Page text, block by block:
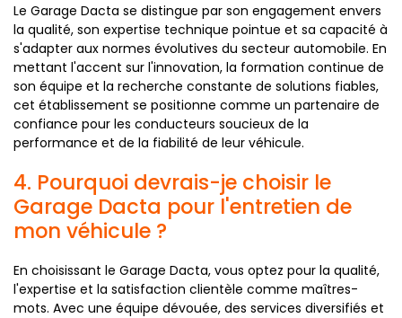
Le Garage Dacta se distingue par son engagement envers
la qualité, son expertise technique pointue et sa capacité à
s'adapter aux normes évolutives du secteur automobile. En
mettant l'accent sur l'innovation, la formation continue de
son équipe et la recherche constante de solutions fiables,
cet établissement se positionne comme un partenaire de
confiance pour les conducteurs soucieux de la
performance et de la fiabilité de leur véhicule.
4. Pourquoi devrais-je choisir le
Garage Dacta pour l'entretien de
mon véhicule ?
En choisissant le Garage Dacta, vous optez pour la qualité,
l'expertise et la satisfaction clientèle comme maîtres-
mots. Avec une équipe dévouée, des services diversifiés et